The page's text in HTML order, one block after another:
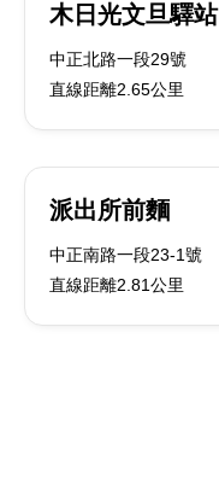
木日光文旦驛站
中正北路一段29號
直線距離2.65公里
派出所前麵
中正南路一段23-1號
直線距離2.81公里